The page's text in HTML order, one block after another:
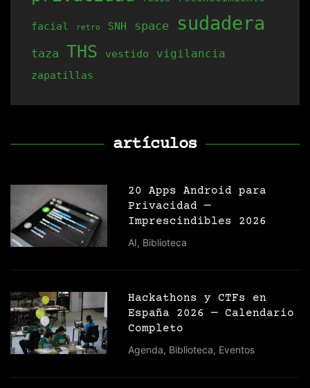
facial retro SNH space sudadera
taza THS vestido vigilancia
zapatillas
artículos
20 Apps Android para
Privacidad —
Imprescindibles 2026
AI, Biblioteca
Hackathons y CTFs en
España 2026 — Calendario
Completo
Agenda, Biblioteca, Eventos